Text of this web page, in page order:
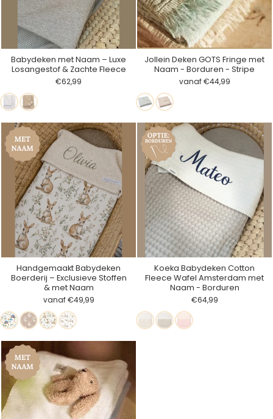
Babydeken met Naam – Luxe
Losangestof & Zachte Fleece
€62,99
Wit Beige
Jollein Deken GOTS Fringe met
Naam - Borduren - Stripe
vanaf €44,99
Sea
Green
Biscuit
Handgemaakt Babydeken
Boerderij – Exclusieve Stoffen
& met Naam
vanaf €49,99
Boederij
Leven
Wolkjeskonijn
Konijn
Forest
Konijn
met
Wortels
Koeka Babydeken Cotton
Fleece Wafel Amsterdam met
Naam - Borduren
€64,99
NaturalSandCandy